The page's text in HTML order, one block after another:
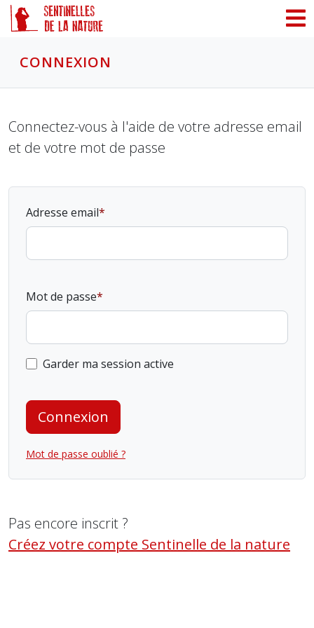
CONNEXION
Connectez-vous à l'aide de votre adresse email
et de votre mot de passe
Adresse email
Mot de passe
Garder ma session active
Connexion
Mot de passe oublié ?
Pas encore inscrit ?
Créez votre compte Sentinelle de la nature
Panneau de gestion des cookies